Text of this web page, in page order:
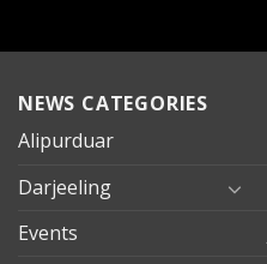
NEWS CATEGORIES
Alipurduar
Darjeeling
Events